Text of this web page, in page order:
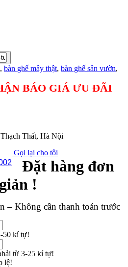
, bàn ghế mây thật, bàn ghế sân vườn,
BÁO GIÁ ƯU ĐÃI
Thất, Hà Nội
Gọi lại cho tôi
Đặt hàng đơn
giản !
– Không cần thanh toán trước
50 kí tự!
từ 3-25 kí tự!
lệ!